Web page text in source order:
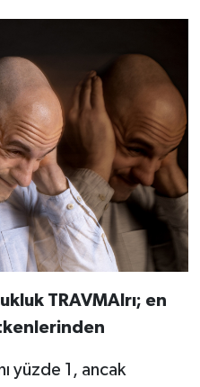
TRAVMAlrı; en
yüzde 1, ancak